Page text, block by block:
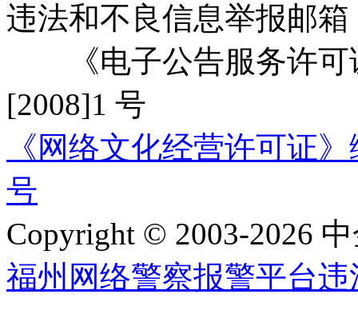
违法和不良信息举报邮箱
《电子公告服务许可
[2008]1 号
《网络文化经营许可证
号
Copyright © 2003-2026
福州网络警察报警平台违